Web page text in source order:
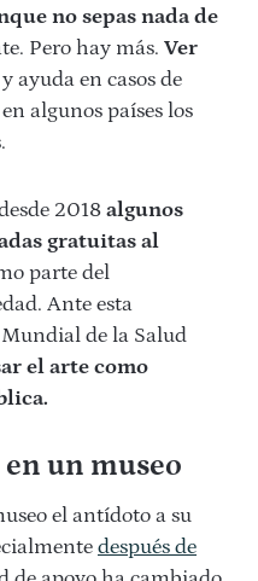
no sepas nada de
Pero hay más. Ver
y ayuda en casos de
algunos países los
2018 algunos
gratuitas al
parte del
Ante esta
de la Salud
el arte como
un museo
el antídoto a su
después de